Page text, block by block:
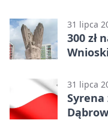
31 lipca
300 zł
31 lipca